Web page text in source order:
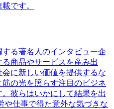
です。
る著名人のインタビュー企
商品やサービスを産み出
に新しい価値を提供するな
の光を照らす注目のビジネ
彼らはいかにして結果を出
や仕事で得た意外な気づきな